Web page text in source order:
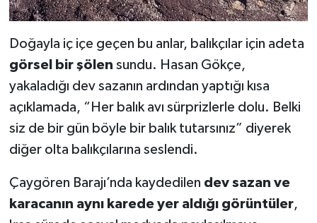
Doğayla iç içe geçen bu anlar, balıkçılar için adeta
görsel bir şölen sundu. Hasan Gökçe,
yakaladığı dev sazanın ardından yaptığı kısa
açıklamada, “Her balık avı sürprizlerle dolu. Belki
siz de bir gün böyle bir balık tutarsınız” diyerek
diğer olta balıkçılarına seslendi.
Çaygören Barajı’nda kaydedilen dev sazan ve
karacanın aynı karede yer aldığı görüntüler,